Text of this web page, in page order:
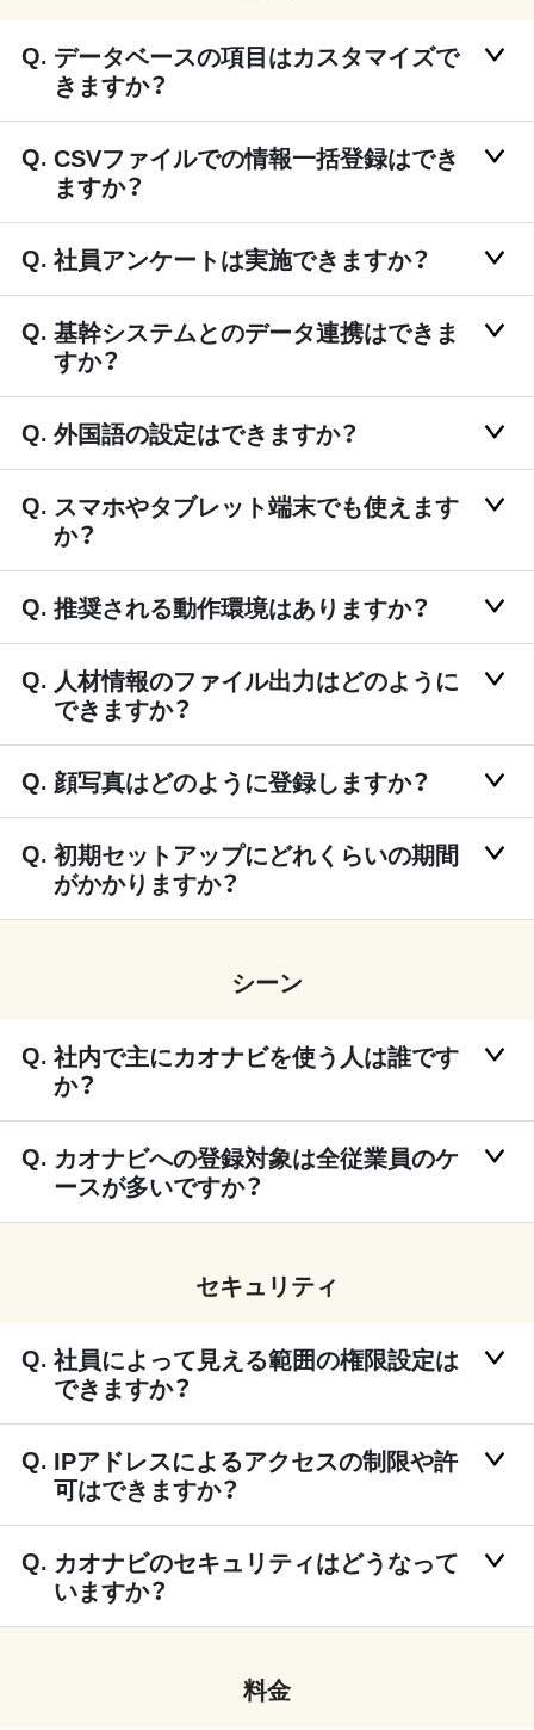
データベースの項目はカスタマイズで
きますか？
CSVファイルでの情報一括登録はでき
ますか？
社員アンケートは実施できますか？
基幹システムとのデータ連携はできま
すか？
外国語の設定はできますか？
スマホやタブレット端末でも使えます
か？
推奨される動作環境はありますか？
人材情報のファイル出力はどのように
できますか？
顔写真はどのように登録しますか？
初期セットアップにどれくらいの期間
がかかりますか？
シーン
社内で主にカオナビを使う人は誰です
か？
カオナビへの登録対象は全従業員のケ
ースが多いですか？
セキュリティ
社員によって見える範囲の権限設定は
できますか？
IPアドレスによるアクセスの制限や許
可はできますか？
カオナビのセキュリティはどうなって
いますか？
料金